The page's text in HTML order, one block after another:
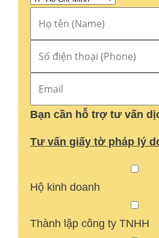
Bạn cần hỗ trợ tư vấn
Tư vấn giấy tờ pháp lý
Hộ kinh doanh
Thành lập công ty TNHH